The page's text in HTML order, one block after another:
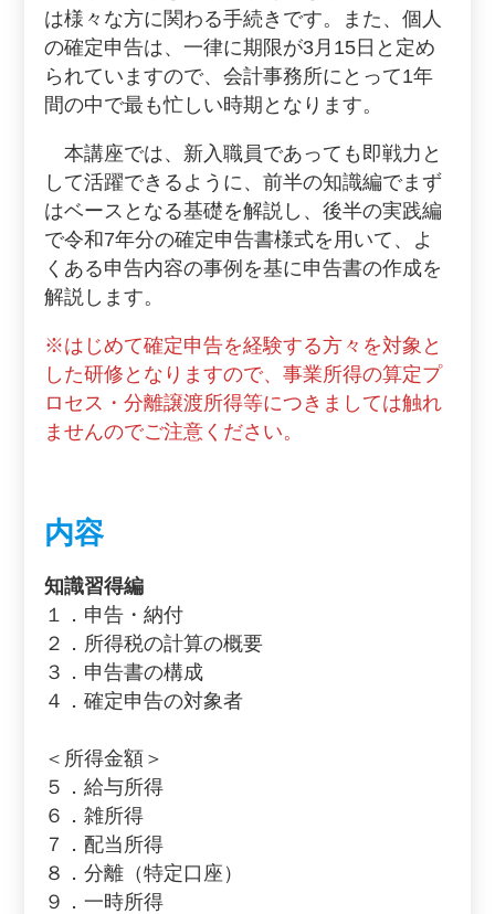
は様々な方に関わる手続きです。また、個人
の確定申告は、一律に期限が3月15日と定め
られていますので、会計事務所にとって1年
間の中で最も忙しい時期となります。
本講座では、新入職員であっても即戦力と
して活躍できるように、前半の知識編でまず
はベースとなる基礎を解説し、後半の実践編
で令和7年分の確定申告書様式を用いて、よ
くある申告内容の事例を基に申告書の作成を
解説します。
※はじめて確定申告を経験する方々を対象と
した研修となりますので、事業所得の算定プ
ロセス・分離譲渡所得等につきましては触れ
ませんのでご注意ください。
内容
知識習得編
１．申告・納付
２．所得税の計算の概要
３．申告書の構成
４．確定申告の対象者
＜所得金額＞
５．給与所得
６．雑所得
７．配当所得
８．分離（特定口座）
９．一時所得